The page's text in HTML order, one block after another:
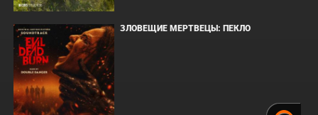
ЗЛОВЕЩИЕ МЕРТВЕЦЫ: ПЕКЛО